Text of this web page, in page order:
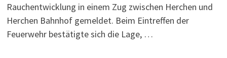
Rauchentwicklung in einem Zug zwischen Herchen und
Herchen Bahnhof gemeldet. Beim Eintreffen der
Feuerwehr bestätigte sich die Lage, …